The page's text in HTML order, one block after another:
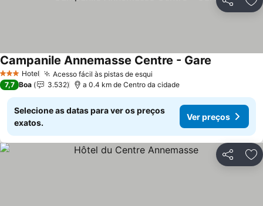
Partilhar
3 EstrelasHotel Acesso fácil às pistas de esqui
Campanile Annemasse Centre - Gare
7,7 Boa 3.532 a 0.4 km de Centro da cidade
Selecione as datas para ver os preços
exatos.
Ver preços
Partilhar